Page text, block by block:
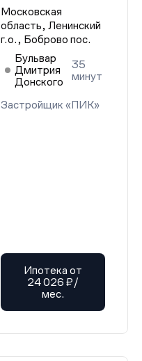
Московская
область, Ленинский
г.о., Боброво пос.
Бульвар
Дмитрия
Донского
35
минут
Застройщик «ПИК»
Ипотека от
24 026 ₽/
мес.